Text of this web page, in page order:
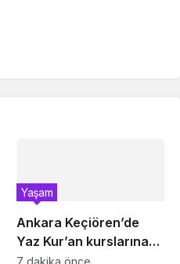
Ankara Keçiören’de
Yaz Kur’an kurslarına
ikram desteği
Yaşam
7 dakika önce